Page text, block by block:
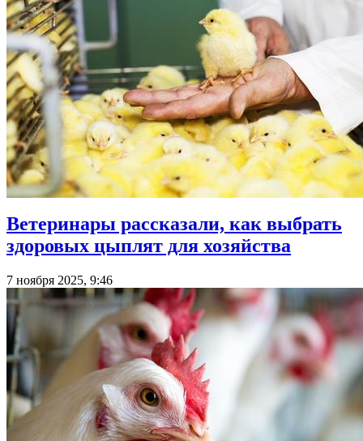
Ветеринары рассказали, как выбрать
здоровых цыплят для хозяйства
7 ноября 2025, 9:46